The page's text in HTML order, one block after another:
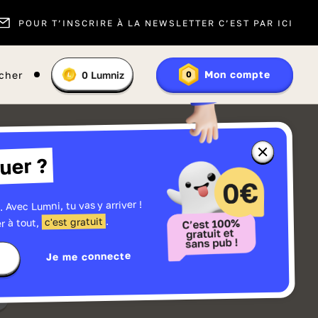
POUR T’INSCRIRE À LA NEWSLETTER C’EST PAR ICI
En
savoir
plus
les
Vous
:
0 Lumniz 0 Mon compte
Fermer
la
fenêtre
sur
Lumniz
?
Lumni, tu vas y arriver !
à tout, c'est gratuit .
Je me connecte